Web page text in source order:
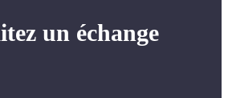
un échange